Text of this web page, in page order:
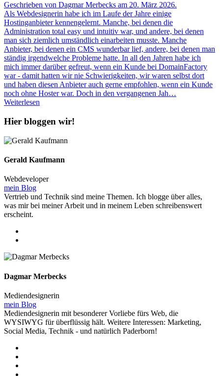
Geschrieben von Dagmar Merbecks am 20. März 2026.
Als Webdesignerin habe ich im Laufe der Jahre einige
Hostinganbieter kennengelernt. Manche, bei denen die
Administration total easy und intuitiv war, und andere, bei denen
man sich ziemlich umständlich einarbeiten musste. Manche
Anbieter, bei denen ein CMS wunderbar lief, andere, bei denen man
ständig irgendwelche Probleme hatte. In all den Jahren habe ich
mich immer darüber gefreut, wenn ein Kunde bei DomainFactory
war - damit hatten wir nie Schwierigkeiten, wir waren selbst dort
und haben diesen Anbieter auch gerne empfohlen, wenn ein Kunde
noch ohne Hoster war. Doch in den vergangenen Jah…
Weiterlesen
Hier bloggen wir!
Gerald Kaufmann
Webdeveloper
mein Blog
Vertrieb und Technik sind meine Themen. Ich blogge über alles,
was mir bei meiner Arbeit und in meinem Leben schreibenswert
erscheint.
Dagmar Merbecks
Mediendesignerin
mein Blog
Mediendesignerin mit besonderer Vorliebe fürs Web, die
WYSIWYG für überflüssig hält. Weitere Interessen: Marketing,
Social Media, Technik - und natürlich Paderborn!